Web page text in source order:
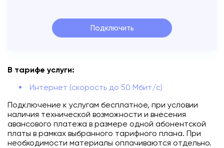
Зона охвата
Подключиться
Акции
Личный кабинет
Подключить
В тарифе услуги:
Интернет (скорость до 50 Мбит/с)
Подключение к услугам бесплатное, при условии
наличия технической возможности и внесения
авансового платежа в размере одной абонентской
платы в рамках выбранного тарифного плана. При
необходимости материалы оплачиваются отдельно.